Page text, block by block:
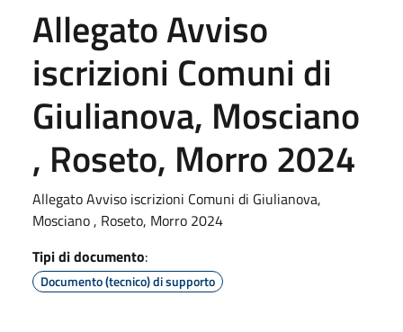
Allegato Avviso
iscrizioni Comuni di
Giulianova, Mosciano
, Roseto, Morro 2024
Allegato Avviso iscrizioni Comuni di Giulianova,
Mosciano , Roseto, Morro 2024
Tipi di documento:
Documento (tecnico) di supporto